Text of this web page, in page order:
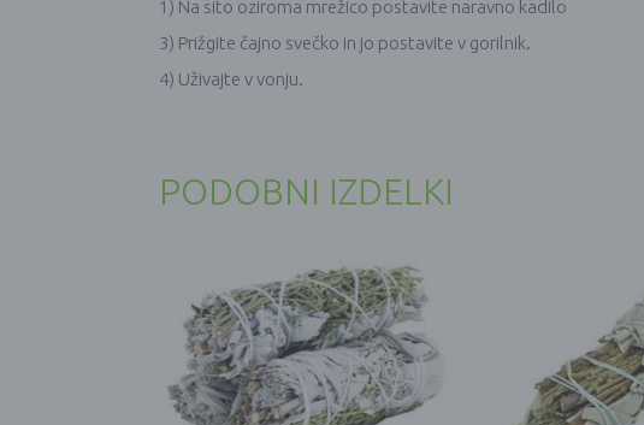
1) Na sito oziroma mrežico postavite naravno kadilo
3) Prižgite čajno svečko in jo postavite v gorilnik.
4) Uživajte v vonju.
PODOBNI IZDELKI